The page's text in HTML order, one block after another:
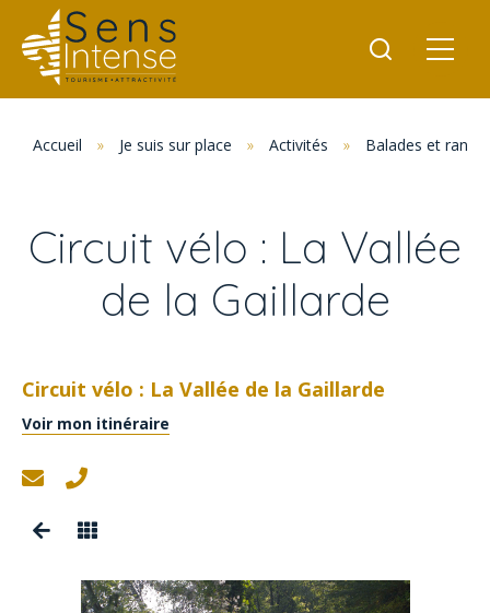
Accueil » Je suis sur place » Activités » Balades et
Circuit vélo : La Vallée
de la Gaillarde
Circuit vélo : La Vallée de la Gaillarde
Voir mon itinéraire